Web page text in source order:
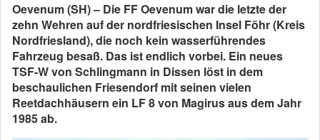
Oevenum (SH) – Die FF Oevenum war die letzte der
zehn Wehren auf der nordfriesischen Insel Föhr (Kreis
Nordfriesland), die noch kein wasserführendes
Fahrzeug besaß. Das ist endlich vorbei. Ein neues
TSF-W von Schlingmann in Dissen löst in dem
beschaulichen Friesendorf mit seinen vielen
Reetdachhäusern ein LF 8 von Magirus aus dem Jahr
1985 ab.